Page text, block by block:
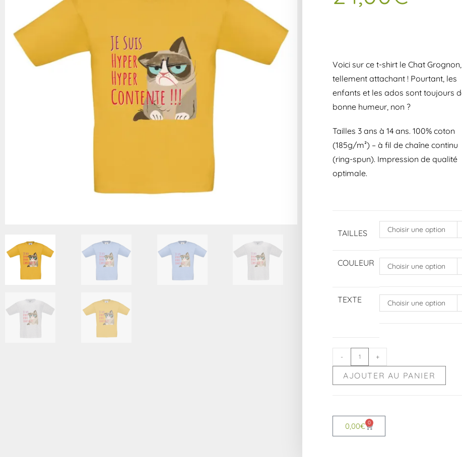
Voici sur ce t-shirt le Chat Grognon,
tellement attachant ! Pourtant, les
enfants et les ados sont toujours
bonne humeur, non ?
Tailles 3 ans à 14 ans. 100% coton
(185g/m²) – à fil de chaîne continu
(ring-spun). Impression de qualité
optimale.
TAILLES Choisir une option
COULEUR Choisir une option
TEXTE Choisir une option
- +
AJOUTER AU PANIER
0,00€ 0